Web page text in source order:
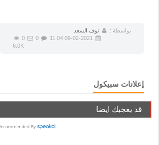
بواسطة :
نوف السعد
0
6.0K
إعلانات سبيكول
قد يعجبك ايضا